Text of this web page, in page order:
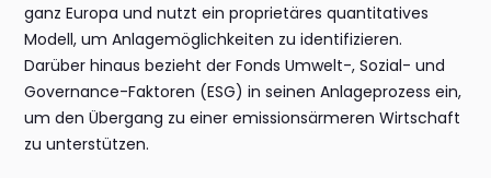
ganz Europa und nutzt ein proprietäres quantitatives
Modell, um Anlagemöglichkeiten zu identifizieren.
Darüber hinaus bezieht der Fonds Umwelt-, Sozial- und
Governance-Faktoren (ESG) in seinen Anlageprozess ein,
um den Übergang zu einer emissionsärmeren Wirtschaft
zu unterstützen.